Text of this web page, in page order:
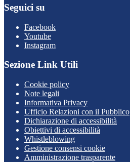
Seguici su
Facebook
Youtube
Instagram
Sezione Link Utili
Cookie policy
Note legali
Informativa Privacy
Ufficio Relazioni con il Pubblico
Dichiarazione di accessibilità
Obiettivi di accessibilità
Whistleblowing
Gestione consensi cookie
Amministrazione trasparente